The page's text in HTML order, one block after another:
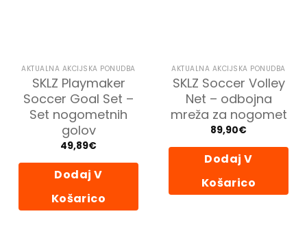
AKTUALNA AKCIJSKA PONUDBA
SKLZ Playmaker
Soccer Goal Set –
Set nogometnih
golov
49,89€
Dodaj V
Košarico
AKTUALNA AKCIJSKA PONUDBA
SKLZ Soccer Volley
Net – odbojna
mreža za nogomet
89,90€
Dodaj V
Košarico